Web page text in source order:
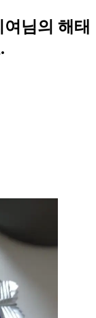
님의 해태